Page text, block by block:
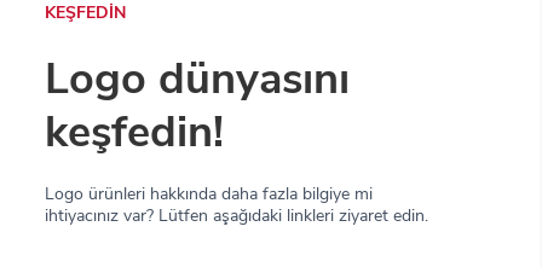
KEŞFEDİN
Logo dünyasını
keşfedin!
Logo ürünleri hakkında daha fazla bilgiye mi
ihtiyacınız var? Lütfen aşağıdaki linkleri ziyaret edin.